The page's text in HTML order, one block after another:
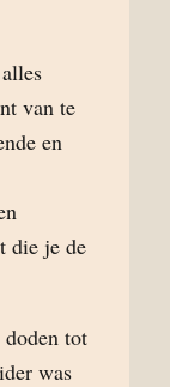
van te
en
die je de
doden tot
was